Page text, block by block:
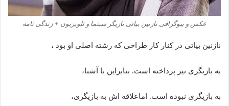
عکس و بیوگرافی نازنین بیاتی بازیگر سینما و تلویزیون + زندگی نامه
نازنین بیاتی در کنار کار طراحی که رشته اصلی او بود ،
به بازیگری نیز پرداخته است. بنابراین نا آشنا،
به بازیگری نبوده است. اماعلاقه اش به بازیگری،